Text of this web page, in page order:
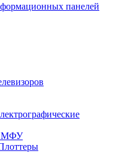
панелей
МФУ